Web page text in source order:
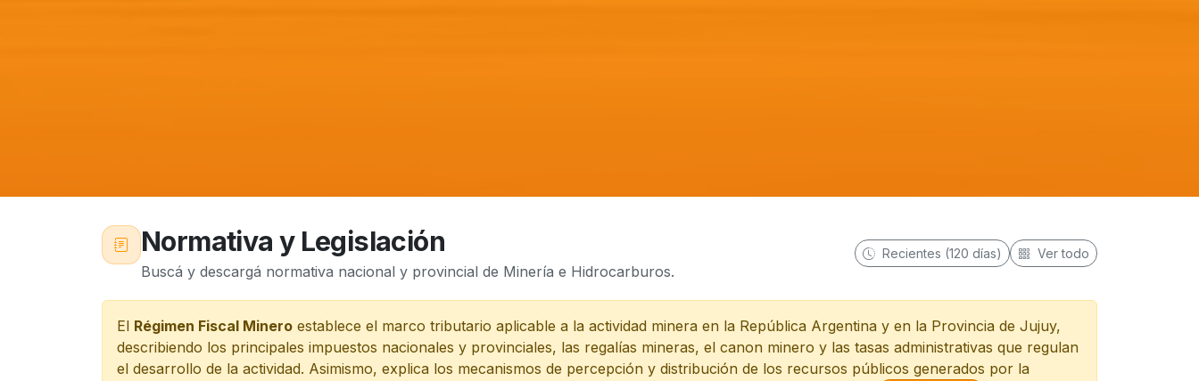
Normativa y Legislación
Buscá y descargá normativa nacional y provincial de Minería e Hidrocarburos.
Recientes (120 días) Ver todo
El Régimen Fiscal Minero establece el marco tributario aplicable a la actividad minera en la República Argentina y en la Provincia de Jujuy,
describiendo los principales impuestos nacionales y provinciales, las regalías mineras, el canon minero y las tasas administrativas que regulan
el desarrollo de la actividad. Asimismo, explica los mecanismos de percepción y distribución de los recursos públicos generados por la